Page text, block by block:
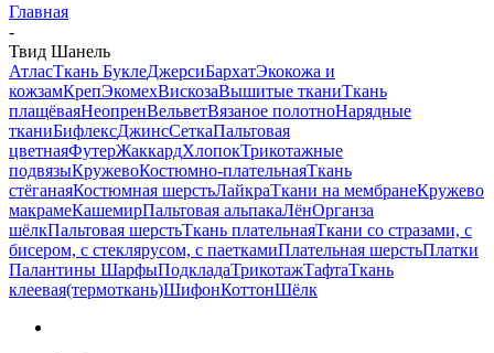
Главная
-
Твид Шанель
АтласТкань БуклеДжерсиБархатЭкокожа и
кожзамКрепЭкомехВискозаВышитые тканиТкань
плащёваяНеопренВельветВязаное полотноНарядные
тканиБифлексДжинсСеткаПальтовая
цветнаяФутерЖаккардХлопокТрикотажные
подвязыКружевоКостюмно-плательнаяТкань
стёганаяКостюмная шерстьЛайкраТкани на мембранеКружево
макрамеКашемирПальтовая альпакаЛёнОрганза
шёлкПальтовая шерстьТкань плательнаяТкани со стразами, с
бисером, с стеклярусом, с паеткамиПлательная шерстьПлатки
Палантины ШарфыПодкладаТрикотажТафтаТкань
клеевая(термоткань)ШифонКоттонШёлк